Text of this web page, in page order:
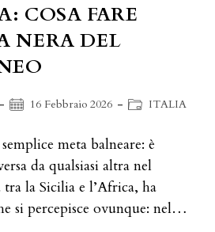
COSA FARE
NERA DEL
Articolo16 Febbraio 2026
Categoria
ITALIA
meta balneare: è
da qualsiasi altra nel
la Sicilia e l’Africa, ha
si percepisce ovunque: nel…